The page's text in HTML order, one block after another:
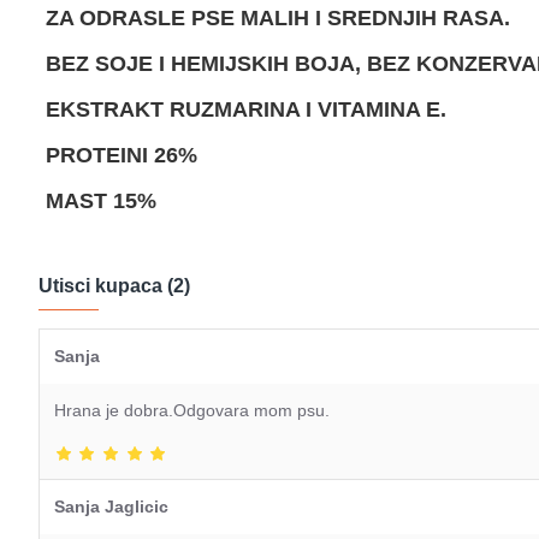
ZA ODRASLE PSE MALIH I SREDNJIH RASA.
BEZ SOJE I HEMIJSKIH BOJA, BEZ
EKSTRAKT RUZMARINA I VITAMINA E.
PROTEINI 26%
MAST 15%
Utisci kupaca (2)
Sanja
Hrana je dobra.Odgovara mom psu.
Sanja Jaglicic